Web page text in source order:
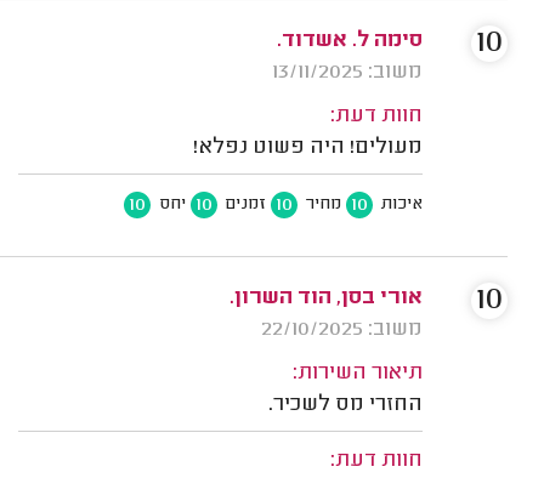
סימה ל. אשדוד.
משוב: 13/11/2025
חוות דעת:
מעולים! היה פשוט נפלא!
איכות 10 מחיר 10 זמנים 10 יחס 10
10
אורי בסן, הוד השרון.
משוב: 22/10/2025
תיאור השירות:
החזרי מס לשכיר.
חוות דעת:
10